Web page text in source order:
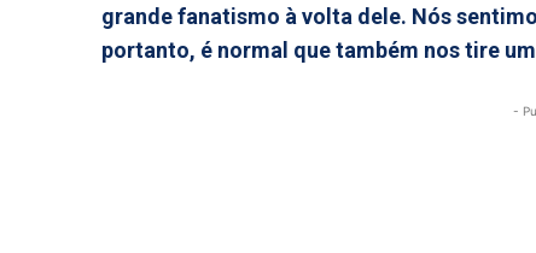
grande fanatismo à volta dele. Nós
portanto, é normal que também nos tire
-